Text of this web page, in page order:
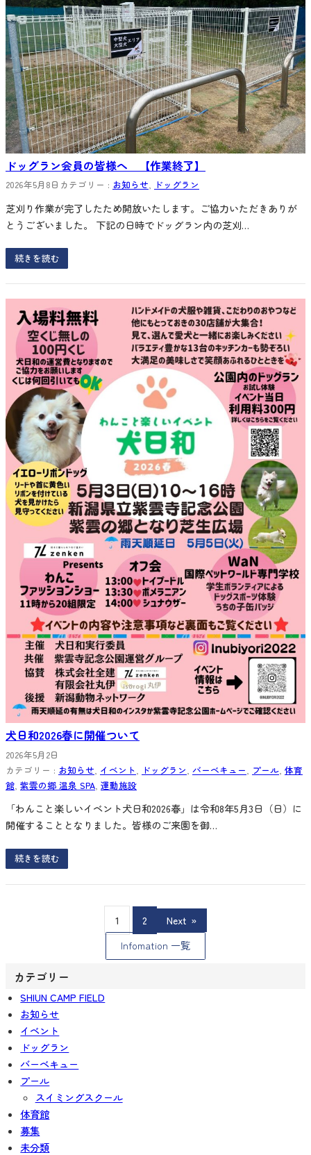
ドッグラン会員の皆様へ 【作業終了】
2026年5月8日 カテゴリー : お知らせ, ドッグラン
芝刈り作業が完了したため開放いたします。ご協力いただきありが
とうございました。 下記の日時でドッグラン内の芝刈…
続きを読む
犬日和2026春に開催ついて
2026年5月2日
カテゴリー : お知らせ イベント ドッグラン バーベキュー プール 体育
館 紫雲の郷 温泉 SPA 運動施設
「わんこと楽しいイベント犬日和2026春」は令和8年5月3日（日）に
開催することとなりました。皆様のご来園を御…
続きを読む
1 2 Next »
Infomation 一覧
カテゴリー
SHIUN CAMP FIELD
お知らせ
イベント
ドッグラン
バーベキュー
プール
スイミングスクール
体育館
募集
未分類